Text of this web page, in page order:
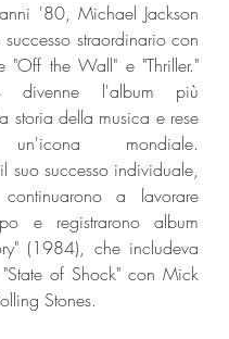
'80, Michael Jackson
straordinario con
"Off the Wall" e "Thriller."
divenne l'album più
storia della musica e rese
mondiale.
suo successo individuale,
a lavorare
e registrarono album
(1984), che includeva
of Shock" con Mick
Stones.